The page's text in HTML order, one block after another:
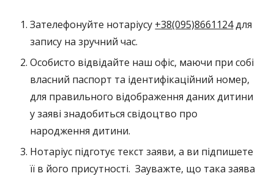
Зателефонуйте нотаріусу +38(095)8661124для
запису на зручний час.
Особисто відвідайте наш офіс, маючи при собі
власний паспорт та ідентифікаційний номер,
для правильного відображення даних дитини
у заяві знадобитьсясвідоцтво про
народження дитини.
Нотаріус підготує текст заяви, а ви підпишете
її в його присутності. Зауважте, що така заява